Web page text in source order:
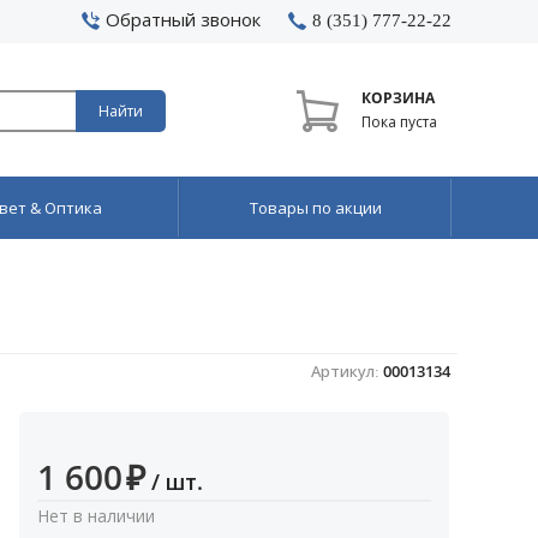
Обратный звонок 8 (351) 777-22-22
Найти
КОРЗИНА
Пока пуста
& Оптика Товары по акции
Артикул: 00013134
1 600₽ / шт.
Нет в наличии